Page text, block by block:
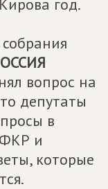
год.
вопрос на
депутаты
в
и
которые